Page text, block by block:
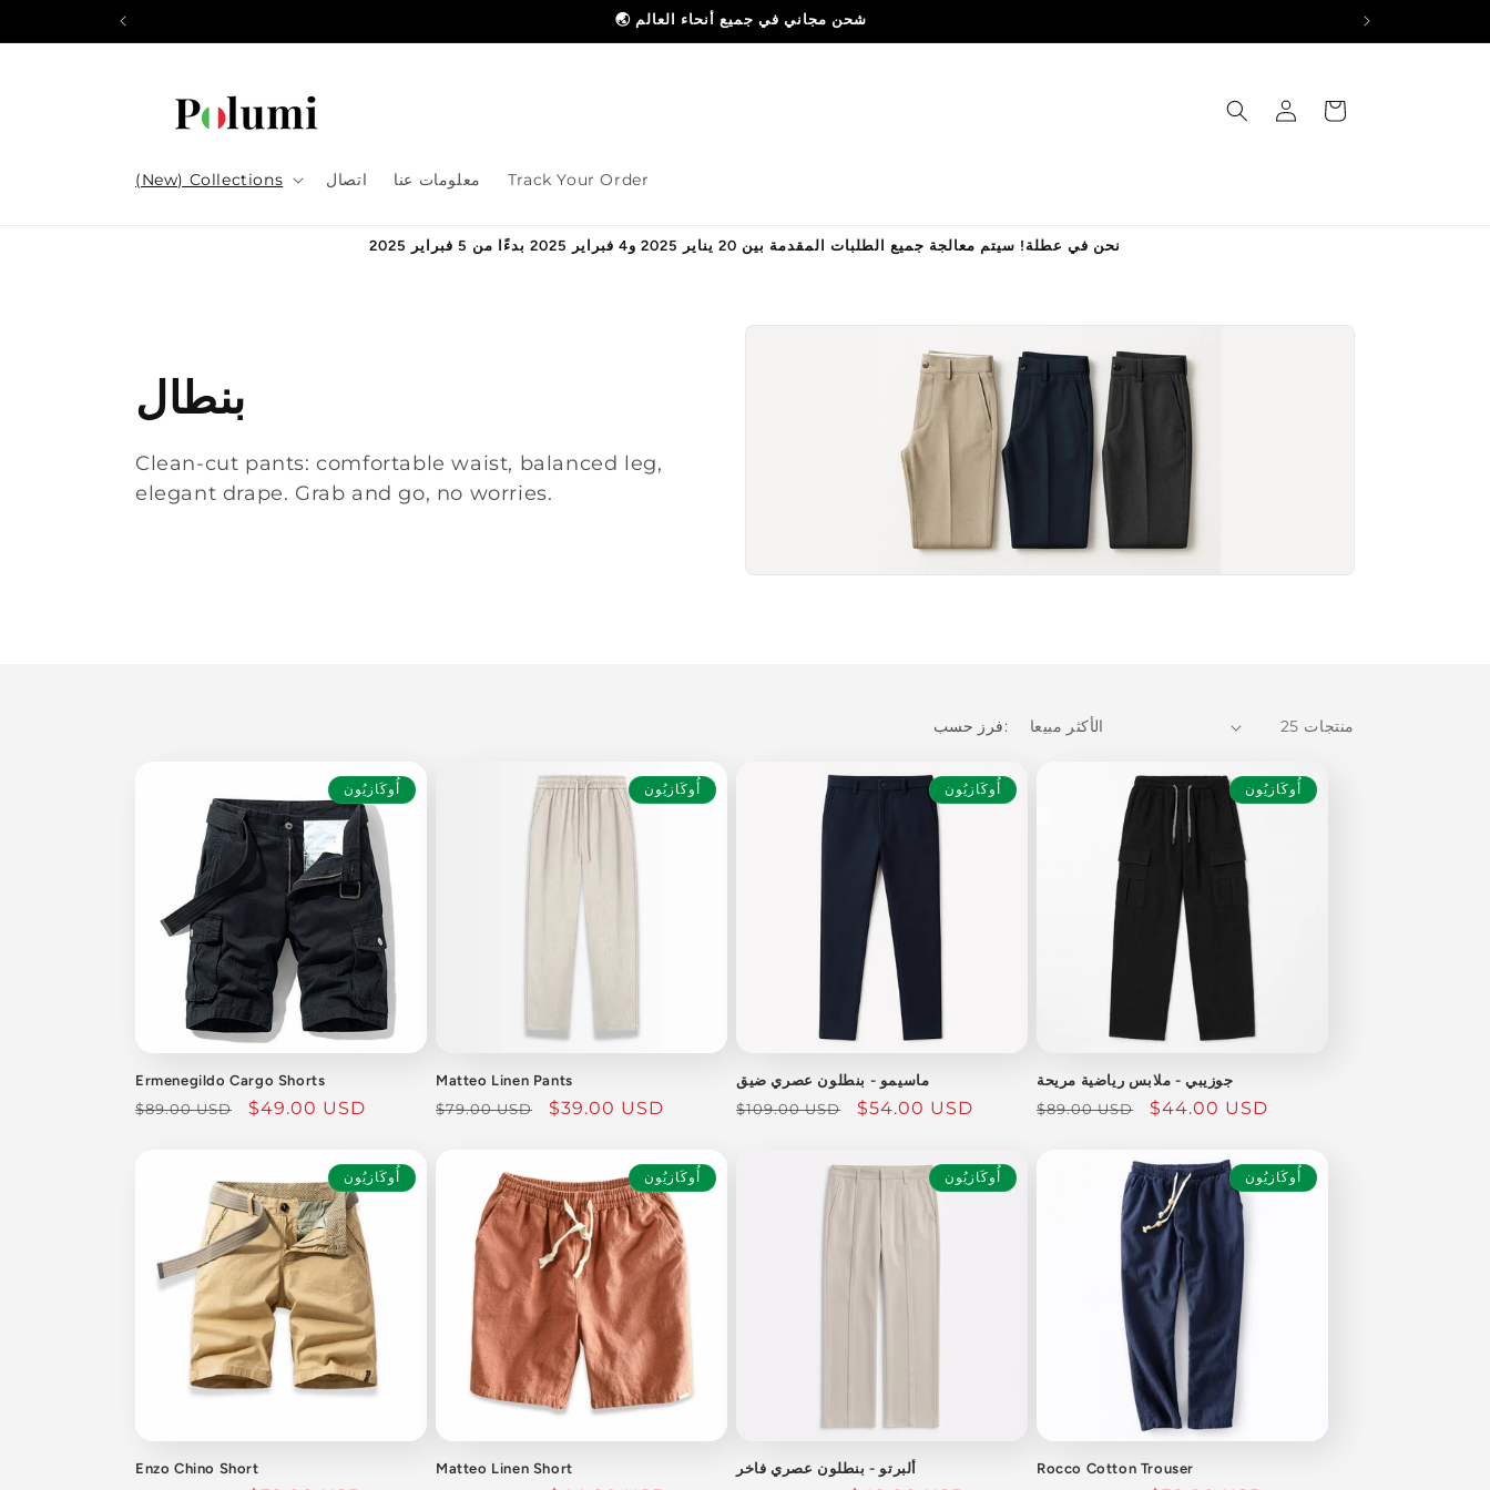
المحتوى
🌏 شحن مجاني في جميع أنحاء العالم
(New) Collections اتصال معلومات عنا Track Your Order
تسجيل
الدخول
العربة
نحن في عطلة! سيتم معالجة جميع الطلبات المقدمة بين 20 يناير 2025 و4 فبراير 2025 بدءًا من 5 فبراير 2025
م
ج
م
بنطال
Clean-cut pants: comfortable waist, balanced leg,
elegant drape. Grab and go, no worries.
فرز حسب: 25 منتجات
أُوكَازيُون
Ermenegildo Cargo Shorts
السعر
$89.00 USD
سعر
$49.00 USD
أُوكَازيُون
Matteo Linen Pants
السعر
$79.00 USD
سعر
$39.00 USD
أُوكَازيُون
ماسيمو - بنطلون عصري ضيق
السعر
$109.00 USD
سعر
$54.00 USD
أُوكَازيُون
جوزيبي - ملابس رياضية مريحة
السعر
$89.00 USD
سعر
$44.00 USD
أُوكَازيُون
Enzo Chino Short
أُوكَازيُون
Matteo Linen Short
أُوكَازيُون
ألبرتو - بنطلون عصري فاخر
أُوكَازيُون
Rocco Cotton Trouser